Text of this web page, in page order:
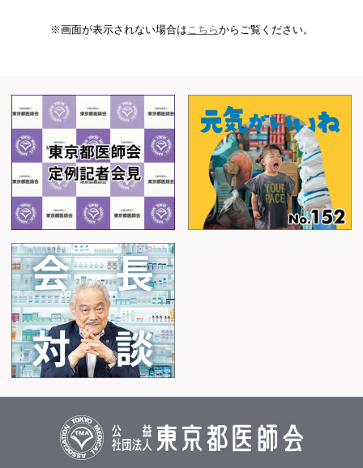
※画面が表示されない場合は こちらからご覧ください。